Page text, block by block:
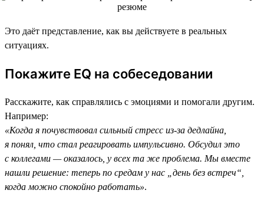
Это даёт представление, как вы действуете в реальных
ситуациях.
Покажите EQ на собеседовании
Расскажите, как справлялись с эмоциями и помогали другим.
Например:
«Когда я почувствовал сильный стресс из-за дедлайна,
я понял, что стал реагировать импульсивно. Обсудил это
с коллегами — оказалось, у всех та же проблема. Мы вместе
нашли решение: теперь по средам у нас „день без встреч“,
когда можно спокойно работать».